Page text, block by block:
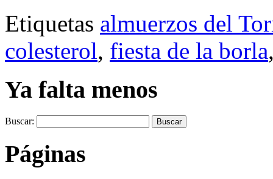
Etiquetas almuerzos del
colesterol, fiesta de la borla
Ya falta menos
Buscar:
Páginas